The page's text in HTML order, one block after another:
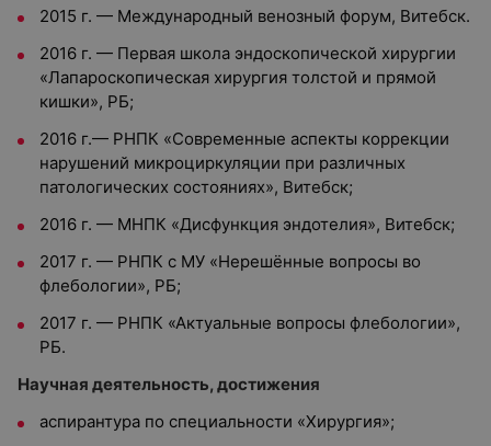
2015 г. — Международный венозный форум, Витебск.
2016 г. — Первая школа эндоскопической хирургии
«Лапароскопическая хирургия толстой и прямой
кишки», РБ;
2016 г.— РНПК «Современные аспекты коррекции
нарушений микроциркуляции при различных
патологических состояниях», Витебск;
2016 г. — МНПК «Дисфункция эндотелия», Витебск;
2017 г. — РНПК с МУ «Нерешённые вопросы во
флебологии», РБ;
2017 г. — РНПК «Актуальные вопросы флебологии»,
РБ.
Научная деятельность, достижения
аспирантура по специальности «Хирургия»;